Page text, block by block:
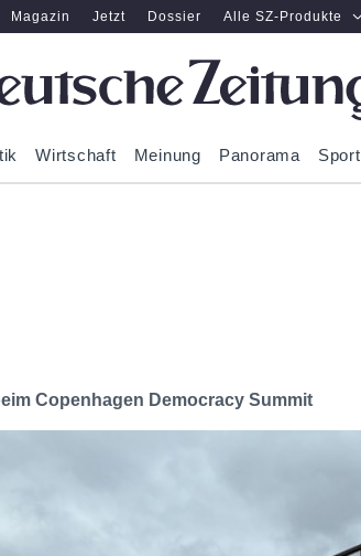
Magazin Jetzt Dossier Alle SZ-Produkte
Wirtschaft Meinung Panorama Sport
Copenhagen Democracy Summit